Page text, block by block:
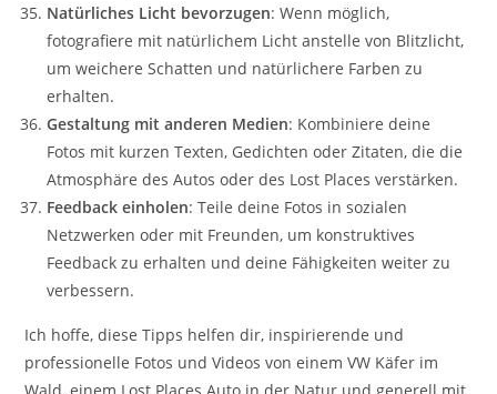
Natürliches Licht bevorzugen: Wenn möglich,
fotografiere mit natürlichem Licht anstelle von Blitzlicht,
um weichere Schatten und natürlichere Farben zu
erhalten.
Gestaltung mit anderen Medien: Kombiniere deine
Fotos mit kurzen Texten, Gedichten oder Zitaten, die die
Atmosphäre des Autos oder des Lost Places verstärken.
Feedback einholen: Teile deine Fotos in sozialen
Netzwerken oder mit Freunden, um konstruktives
Feedback zu erhalten und deine Fähigkeiten weiter zu
verbessern.
Ich hoffe, diese Tipps helfen dir, inspirierende und
professionelle Fotos und Videos von einem VW Käfer im